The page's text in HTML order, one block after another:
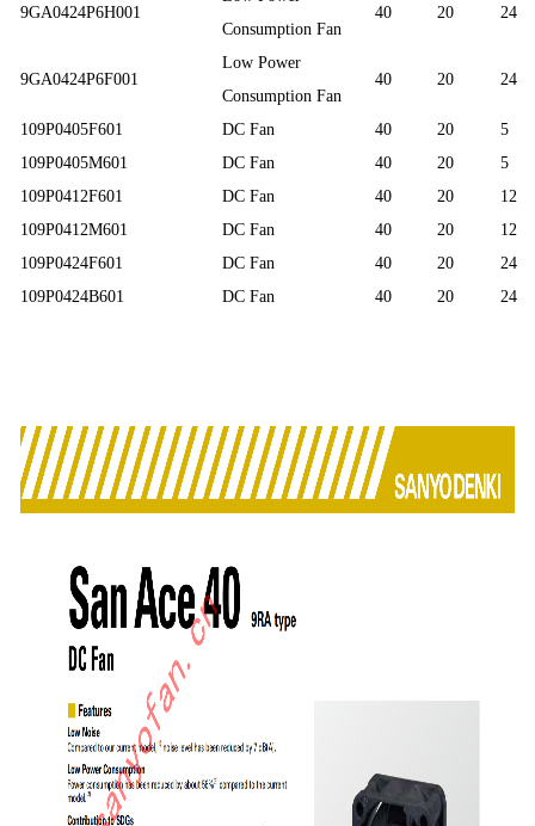
9GA0424P6H001
Consumption Fan
40 20 24
9GA0424P6F001
Low Power
Consumption Fan
40 20 24
109P0405F601 DC Fan 40 20
5
109P0405M601
DC Fan 40 20
5
109P0412F601
DC Fan 40 20
12
109P0412M601
DC Fan 40 20
12
109P0424F601
DC Fan 40 20
24
109P0424B601
DC Fan 40 20 24